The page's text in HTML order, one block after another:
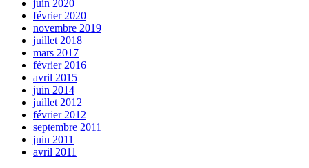
juin 2020
février 2020
novembre 2019
juillet 2018
mars 2017
février 2016
avril 2015
juin 2014
juillet 2012
février 2012
septembre 2011
juin 2011
avril 2011